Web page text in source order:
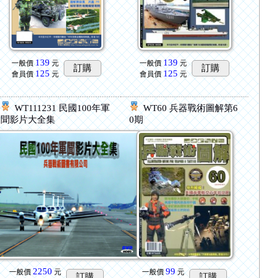
一般價 139元
會員價 125 元
訂購 一般價 139元
會員價 125元
訂購
WT111231 民國100年軍
聞影片大全集
一般價 2250元
WT60 兵器戰術圖解第6
0期
一般價 99元